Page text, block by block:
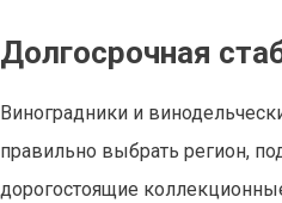
Долгосрочная
Виноградники и
правильно выбрать регион,
дорогостоящие